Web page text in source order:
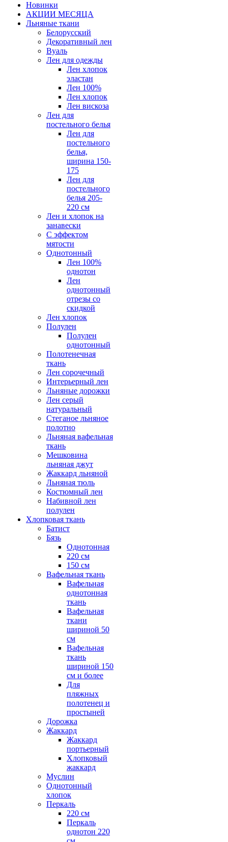
Новинки
АКЦИИ МЕСЯЦА
Льняные ткани
Белорусский
Декоративный лен
Вуаль
Лен для одежды
Лен хлопок
эластан
Лен 100%
Лен хлопок
Лен вискоза
Лен для
постельного белья
Лен для
постельного
белья,
ширина 150-
175
Лен для
постельного
белья 205-
220 см
Лен и хлопок на
занавески
С эффектом
мятости
Однотонный
Лен 100%
однотон
Лен
однотонный
отрезы со
скидкой
Лен хлопок
Полулен
Полулен
однотонный
Полотенечная
ткань
Лен сорочечный
Интерьерный лен
Льняные дорожки
Лен серый
натуральный
Стеганое льняное
полотно
Льняная вафельная
ткань
Мешковина
льняная джут
Жаккард льняной
Льняная тюль
Костюмный лен
Набивной лен
полулен
Хлопковая ткань
Батист
Бязь
Однотонная
220 см
150 см
Вафельная ткань
Вафельная
однотонная
ткань
Вафельная
ткани
шириной 50
см
Вафельная
ткань
шириной 150
см и более
Для
пляжных
полотенец и
простыней
Дорожка
Жаккард
Жаккард
портьерный
Хлопковый
жаккард
Муслин
Однотонный
хлопок
Перкаль
220 см
Перкаль
однотон 220